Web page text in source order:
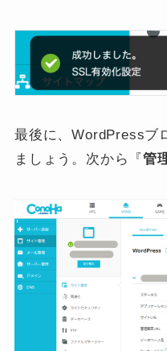
最後に、WordPressブ
ましょう。次から『管